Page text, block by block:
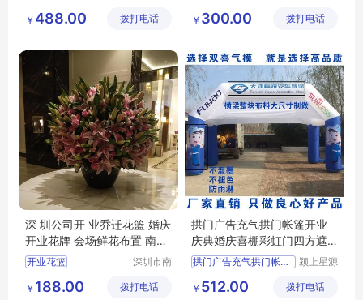
观园林有
￥ 488.00 拨打电话
有限公司
￥ 300.00 拨打电话
深 圳公司开 业乔迁花篮 婚庆
开业花牌 会场鲜花布置 南韵
竹风
开业花篮
深圳市南
观园林有
￥ 188.00 拨打电话
拱门广告充气拱门帐篷开业
庆典婚庆喜棚彩虹门四方遮
阳带篷布气模
拱门广告充气拱门帐篷开业
颍上星源
有限公司
￥ 512.00 拨打电话